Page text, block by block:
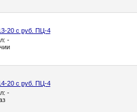
20 с руб. ПЦ-4
-
20 с руб. ПЦ-4
-